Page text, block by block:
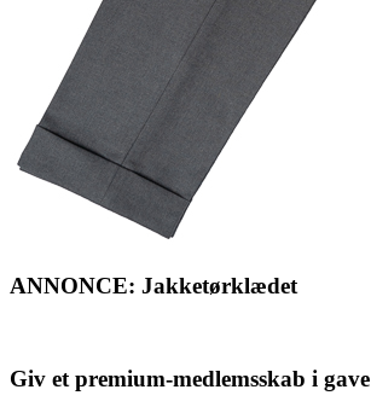
ANNONCE: Jakketørklædet
Giv et premium-medlemsskab i gave